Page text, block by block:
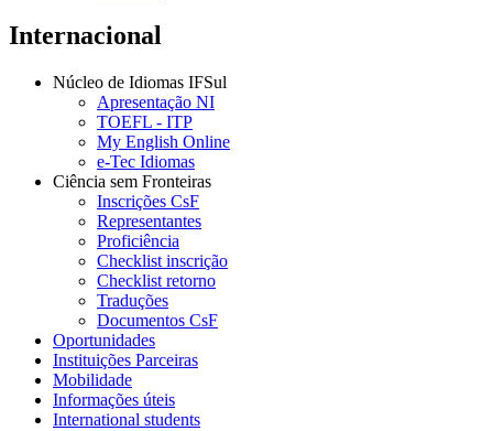
Internacional
Núcleo de Idiomas IFSul
Apresentação NI
TOEFL - ITP
My English Online
e-Tec Idiomas
Ciência sem Fronteiras
Inscrições CsF
Representantes
Proficiência
Checklist inscrição
Checklist retorno
Traduções
Documentos CsF
Oportunidades
Instituições Parceiras
Mobilidade
Informações úteis
International students